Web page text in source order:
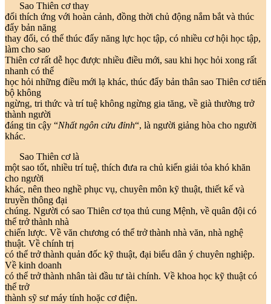
Sao Thiên cơ thay
đổi thích ứng với hoàn cảnh, đồng thời chủ động nắm bắt và thúc
đẩy bản năng
thay đổi, có thể thúc đẩy năng lực học tập, có nhiều cơ hội học tập,
làm cho sao
Thiên cơ rất dễ học được nhiều điều mới, sau khi học hỏi xong rất
nhanh có thể
học hỏi những điều mới lạ khác, thúc đẩy bản thân sao Thiên cơ tiến
bộ không
ngừng, tri thức và trí tuệ không ngừng gia tăng, về già thường trở
thành người
đáng tin cậy “Nhất ngôn cửu đỉnh“, là người giảng hòa cho người
khác.
Sao Thiên cơ là
một sao tốt, nhiều trí tuệ, thích đưa ra chủ kiến giải tỏa khó khăn
cho người
khác, nên theo nghề phục vụ, chuyên môn kỹ thuật, thiết kế và
truyền thông đại
chúng. Người có sao Thiên cơ tọa thủ cung Mệnh, về quân đội có
thể trở thành nhà
chiến lược. Về văn chương có thể trở thành nhà văn, nhà nghệ
thuật. Về chính trị
có thể trở thành quản đốc kỹ thuật, đại biểu dân ý chuyên nghiệp.
Về kinh doanh
có thể trở thành nhân tài đầu tư tài chính. Về khoa học kỹ thuật có
thể trở
thành sỹ sư máy tính hoặc cơ điện.